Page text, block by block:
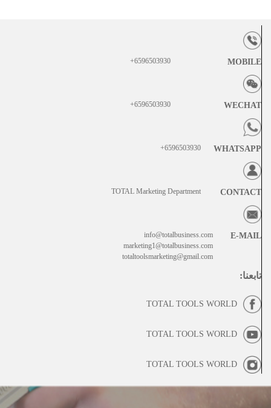
MOBILE
6596503930+
WECHAT
6596503930+
WHATSAPP
6596503930+
CONTACT
TOTAL Marketing Department
E-MAIL
info@totalbusiness.com
marketing1@totalbusiness.com
totaltoolsmarketing@gmail.com
تابعنا:
TOTAL TOOLS WORLD
TOTAL TOOLS WORLD
TOTAL TOOLS WORLD